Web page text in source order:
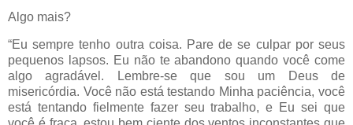
Algo mais?
“Eu sempre tenho outra coisa. Pare de se culpar por seus
pequenos lapsos. Eu não te abandono quando você come
algo agradável. Lembre-se que sou um Deus de
misericórdia. Você não está testando Minha paciência, você
está tentando fielmente fazer seu trabalho, e Eu sei que